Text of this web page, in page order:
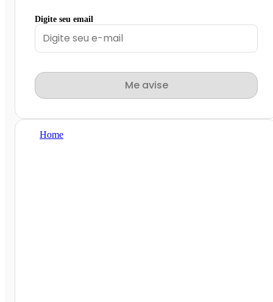
Digite seu email
Me avise
Home